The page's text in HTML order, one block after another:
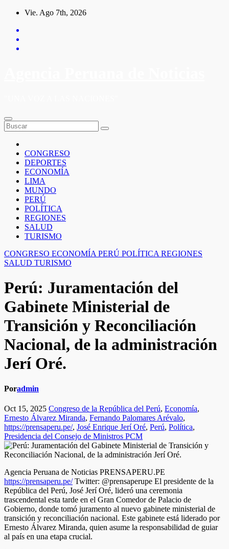
Saltar
contenido
Vie. Ago 7th, 2026
CONGRESO
DEPORTES
ECONOMÍA
LIMA
MUNDO
PERÚ
POLÍTICA
REGIONES
SALUD
TURISMO
CONGRESO ECONOMÍA PERÚ POLÍTICA REGIONES
SALUD TURISMO
Perú: Juramentación del
Gabinete Ministerial de
Transición y Reconciliación
Nacional, de la administración
Jerí Oré.
Poradmin
Oct 15, 2025 Congreso de la República del Perú, Economía,
Ernesto Álvarez Miranda, Fernando Palomares Arévalo,
https://prensaperu.pe/, José Enrique Jerí Oré, Perú, Política,
Presidencia del Consejo de Ministros PCM
Agencia Peruana de Noticias PRENSAPERU.PE
https://prensaperu.pe/Twitter: @prensaperupe El presidente de la
República del Perú, José Jerí Oré, lideró una ceremonia
trascendental esta tarde en el Gran Comedor de Palacio de
Gobierno, donde tomó juramento al nuevo gabinete ministerial de
transición y reconciliación nacional. Este gabinete está liderado por
Ernesto Álvarez Miranda, quien asume la responsabilidad de guiar
al país en una etapa crucial.